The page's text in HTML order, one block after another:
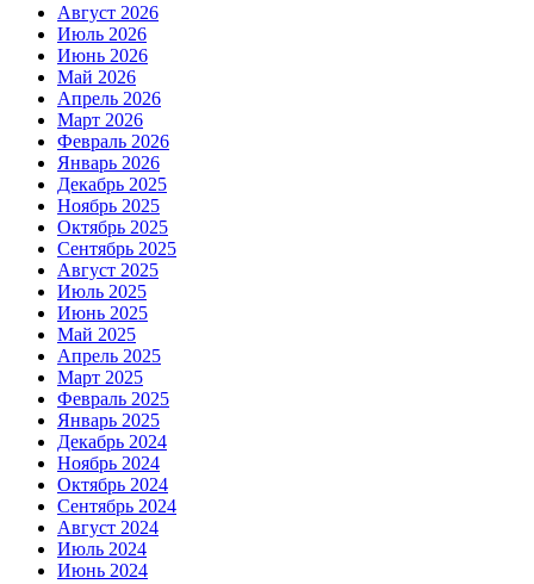
Август 2026
Июль 2026
Июнь 2026
Май 2026
Апрель 2026
Март 2026
Февраль 2026
Январь 2026
Декабрь 2025
Ноябрь 2025
Октябрь 2025
Сентябрь 2025
Август 2025
Июль 2025
Июнь 2025
Май 2025
Апрель 2025
Март 2025
Февраль 2025
Январь 2025
Декабрь 2024
Ноябрь 2024
Октябрь 2024
Сентябрь 2024
Август 2024
Июль 2024
Июнь 2024